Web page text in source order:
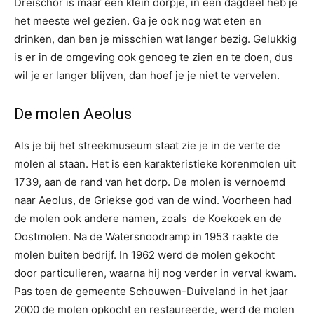
het meeste wel gezien. Ga je ook nog wat eten en
drinken, dan ben je misschien wat langer bezig. Gelukkig
is er in de omgeving ook genoeg te zien en te doen, dus
wil je er langer blijven, dan hoef je je niet te vervelen.
De molen Aeolus
Als je bij het streekmuseum staat zie je in de verte de
molen al staan. Het is een karakteristieke korenmolen uit
1739, aan de rand van het dorp. De molen is vernoemd
naar Aeolus, de Griekse god van de wind. Voorheen had
de molen ook andere namen, zoals de Koekoek en de
Oostmolen. Na de Watersnoodramp in 1953 raakte de
molen buiten bedrijf. In 1962 werd de molen gekocht
door particulieren, waarna hij nog verder in verval kwam.
Pas toen de gemeente Schouwen-Duiveland in het jaar
2000 de molen opkocht en restaureerde, werd de molen